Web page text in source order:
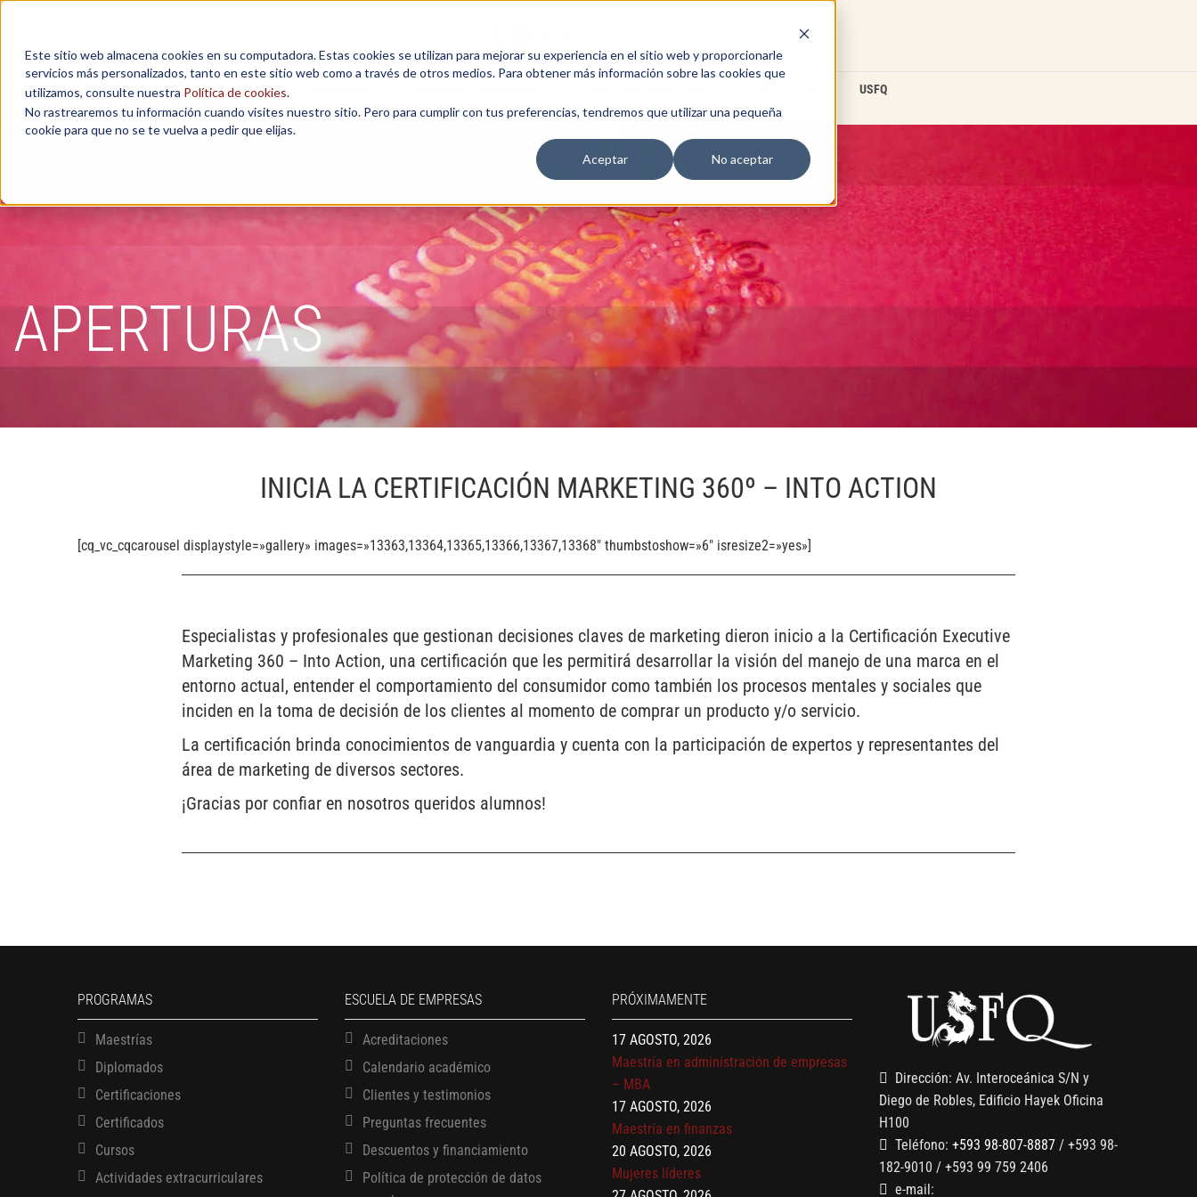
Este sitio web almacena cookies en su computadora. Estas cookies se utilizan para mejorar su experiencia en el sitio web y proporcionarle
servicios más personalizados, tanto en este sitio web como a través de otros medios. Para obtener más información sobre las cookies que
utilizamos, consulte nuestra Política de cookies.
No rastrearemos tu información cuando visites nuestro sitio. Pero para cumplir con tus preferencias, tendremos que utilizar una pequeña
cookie para que no se te vuelva a pedir que elijas.
Aceptar
No aceptar
USFQ
APERTURAS
INICIA LA CERTIFICACIÓN MARKETING 360º – INTO ACTION
[cq_vc_cqcarousel displaystyle=»gallery» images=»13363,13364,13365,13366,13367,13368″ thumbstoshow=»6″ isresize2=»yes»]
Especialistas y profesionales que gestionan decisiones claves de marketing dieron inicio a la Certificación Executive
Marketing 360 – Into Action, una certificación que les permitirá desarrollar la visión del manejo de una marca en el
entorno actual, entender el comportamiento del consumidor como también los procesos mentales y sociales que
inciden en la toma de decisión de los clientes al momento de comprar un producto y/o servicio.
La certificación brinda conocimientos de vanguardia y cuenta con la participación de expertos y representantes del
área de marketing de diversos sectores.
¡Gracias por confiar en nosotros queridos alumnos!
PROGRAMAS
Maestrías
Diplomados
Certificaciones
Certificados
Cursos
Actividades extracurriculares
ESCUELA DE EMPRESAS
Acreditaciones
Calendario académico
Clientes y testimonios
Preguntas frecuentes
Descuentos y financiamiento
Política de protección de datos
PRÓXIMAMENTE
13 AGOSTO, 2026
17 AGOSTO, 2026
Gerencia de empresas familiares
17 AGOSTO, 2026
Maestría en administración de empresas
– MBA
17 AGOSTO, 2026
Maestría en finanzas
20 AGOSTO, 2026
Mujeres líderes
27 AGOSTO, 2026
Dirección: Av. Interoceánica S/N y
Diego de Robles, Edificio Hayek Oficina
H100
Teléfono: +593 98-807-8887 / +593 98-
182-9010 / +593 99 759 2406
e-mail: